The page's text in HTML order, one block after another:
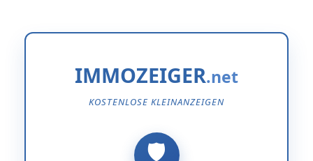
IMMOZEIGER
KOSTENLOSE KLEINANZEIGEN